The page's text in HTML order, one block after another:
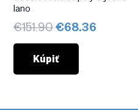
lano
€151.90Pôvodná
cena
bola:
€151.90.
€68.36
Kúpiť